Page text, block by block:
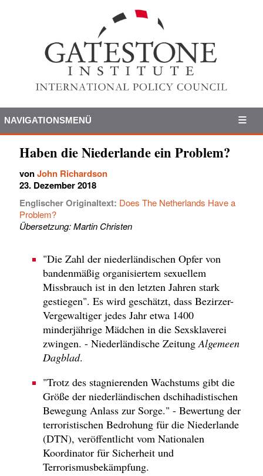
NAVIGATIONSMENÜ
Haben die Niederlande ein Problem?
vonJohn Richardson
23. Dezember 2018
Englischer Originaltext: Does The Netherlands Have a
Problem?
Übersetzung: Martin Christen
"Die Zahl der niederländischen Opfer von
bandenmäßig organisiertem sexuellem
Missbrauch ist in den letzten Jahren stark
gestiegen". Es wird geschätzt, dass Bezirzer-
Vergewaltiger jedes Jahr etwa 1400
minderjährige Mädchen in die Sexsklaverei
zwingen. - Niederländische Zeitung Algemeen
Dagblad.
"Trotz des stagnierenden Wachstums gibt die
Größe der niederländischen dschihadistischen
Bewegung Anlass zur Sorge." - Bewertung der
terroristischen Bedrohung für die Niederlande
(DTN), veröffentlicht vom Nationalen
Koordinator für Sicherheit und
Terrorismusbekämpfung.